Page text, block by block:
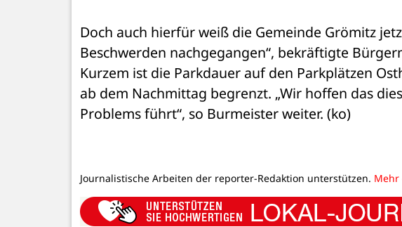
Doch auch hierfür weiß die Gemeinde Grömitz
Beschwerden nachgegangen“, bekräftigte
Kurzem ist die Parkdauer auf den Parkplätzen
ab dem Nachmittag begrenzt. „Wir hoffen das
Problems führt“, so Burmeister weiter. (ko)
Journalistische Arbeiten der reporter-Redaktion unterstützen. Mehr